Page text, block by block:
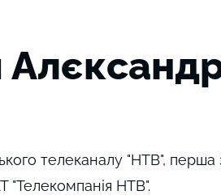
телеканалу "НТВ", перша
"Телекомпанія НТВ".